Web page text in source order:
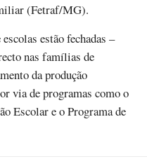
(Fetraf/MG).
estão fechadas –
nas famílias de
da produção
via de programas como o
Escolar e o Programa de